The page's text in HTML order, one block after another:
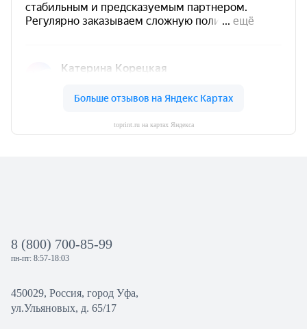
toprint.ru на картах Яндекса
8 (800) 700-85-99
пн-пт: 8:57-18:03
450029, Россия, город Уфа,
ул.Ульяновых, д. 65/17